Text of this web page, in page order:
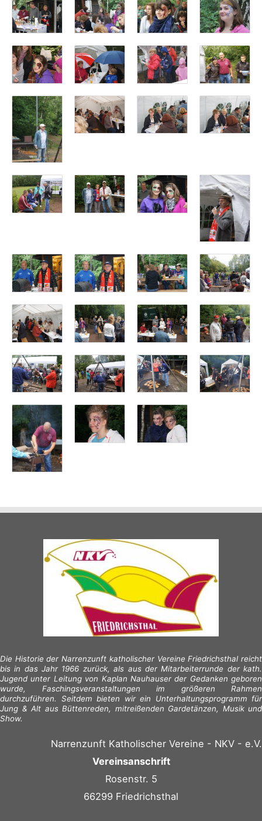
Die Historie der Narrenzunft katholischer Vereine Friedrichsthal reicht
bis in das Jahr 1966 zurück, als aus der Mitarbeiterrunde der kath.
Jugend unter Leitung von Kaplan Nauhauser der Gedanken geboren
wurde, Faschingsveranstaltungen im größeren Rahmen
durchzuführen. Seitdem bieten wir ein Unterhaltungsprogramm für
Jung & Alt aus Büttenreden, mitreißenden Gardetänzen, Musik und
Show.
Narrenzunft Katholischer Vereine - NKV - e.V.
Vereinsanschrift
Rosenstr. 5
66299 Friedrichsthal